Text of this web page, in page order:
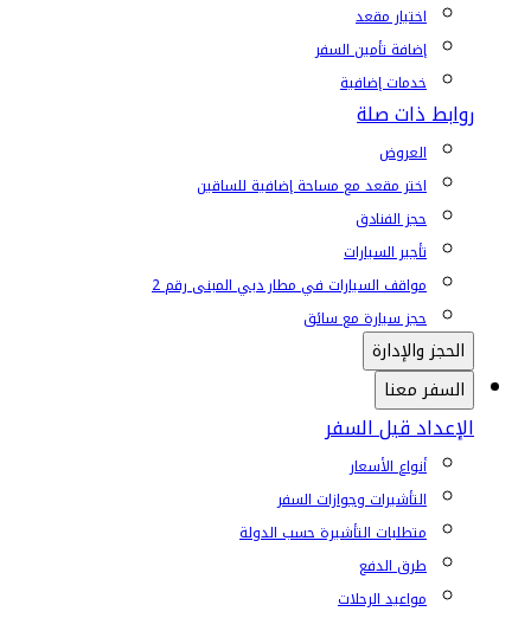
اختيار مقعد
إضافة تأمين السفر
خدمات إضافية
روابط ذات صلة
العروض
اختر مقعد مع مساحة إضافية للساقين
حجز الفنادق
تأجير السيارات
مواقف السيارات في مطار دبي المبنى رقم 2
حجز سيارة مع سائق
الحجز والإدارة
السفر معنا
الإعداد قبل السفر
أنواع الأسعار
التأشيرات وجوازات السفر
متطلبات التأشيرة حسب الدولة
طرق الدفع
مواعيد الرحلات